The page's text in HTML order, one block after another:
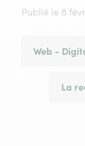
Publié le 8
Web -
La